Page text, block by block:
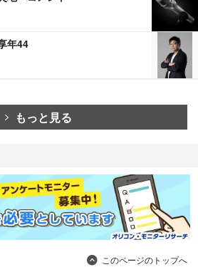
年44
もっと見る
このページのトップへ